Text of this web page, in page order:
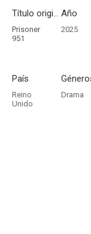
Título original
Prisoner
951
Año
2025
País
Reino
Unido
Drama